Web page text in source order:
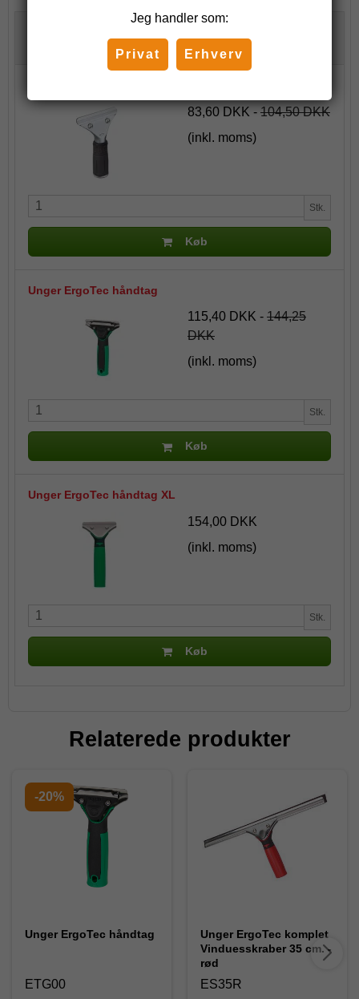
83,60 DKK - 104,50 DKK
(inkl. moms)
Stk.
Køb
Unger ErgoTec håndtag
115,40 DKK - 144,25
DKK
(inkl. moms)
Stk.
Køb
Unger ErgoTec håndtag XL
154,00 DKK
(inkl. moms)
Stk.
Køb
Relaterede produkter
-20%
Unger ErgoTec håndtag
ETG00
Unger ErgoTec komplet
Vinduesskraber 35 cm. -
rød
ES35R
Jeg handler som:
Privat Erhverv